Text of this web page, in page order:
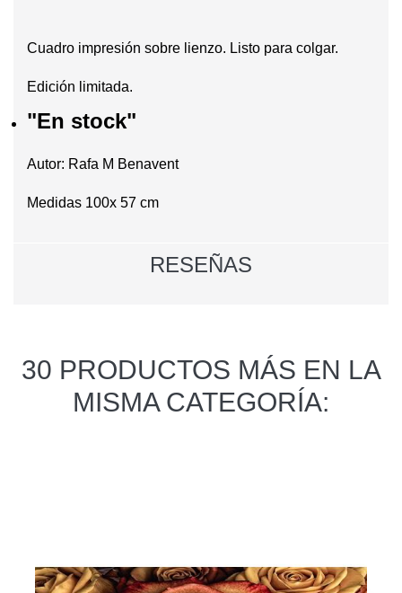
Cuadro impresión sobre lienzo. Listo para colgar.
Edición limitada.
"En stock"
Autor: Rafa M Benavent
Medidas 100x 57 cm
RESEÑAS
30 PRODUCTOS MÁS EN LA
MISMA CATEGORÍA: